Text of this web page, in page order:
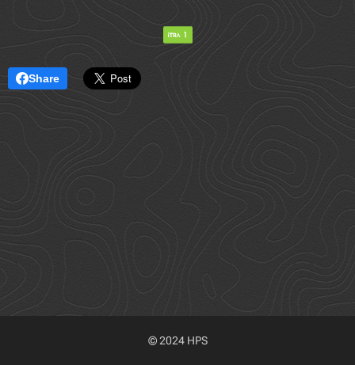
Share
© 2024 HPS